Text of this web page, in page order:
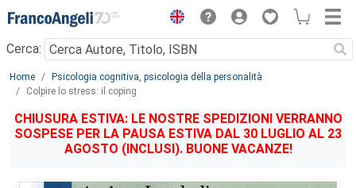
Menu
Cerca:
Main content
Home
Psicologia cognitiva, psicologia della personalità
Colpire lo stress: il coping
CHIUSURA ESTIVA: LE NOSTRE SPEDIZIONI VERRANNO
SOSPESE PER LA PAUSA ESTIVA DAL 30 LUGLIO AL 23
AGOSTO (INCLUSI). BUONE VACANZE!